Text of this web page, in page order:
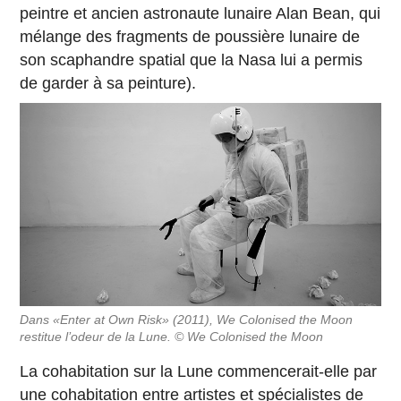
peintre et ancien astronaute lunaire Alan Bean, qui
mélange des fragments de poussière lunaire de
son scaphandre spatial que la Nasa lui a permis
de garder à sa peinture).
Dans «Enter at Own Risk» (2011), We Colonised the Moon
restitue l’odeur de la Lune. © We Colonised the Moon
La cohabitation sur la Lune commencerait-elle par
une cohabitation entre artistes et spécialistes de